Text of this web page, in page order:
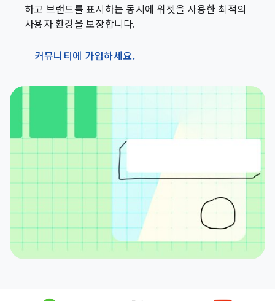
하고 브랜드를 표시하는 동시에 위젯을 사용한 최적의
사용자 환경을 보장합니다.
커뮤니티에 가입하세요.